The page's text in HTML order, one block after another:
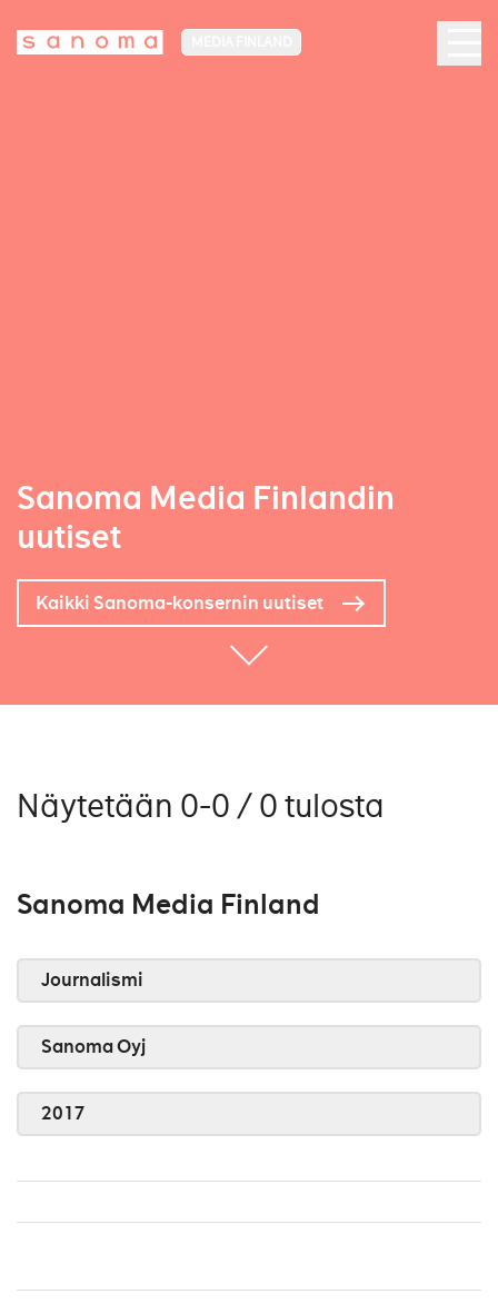
Sanoma Media Finlandin
uutiset
Kaikki Sanoma-konsernin uutiset
Näytetään 0-0 / 0 tulosta
Sanoma Media Finland
Journalismi
Sanoma Oyj
2017